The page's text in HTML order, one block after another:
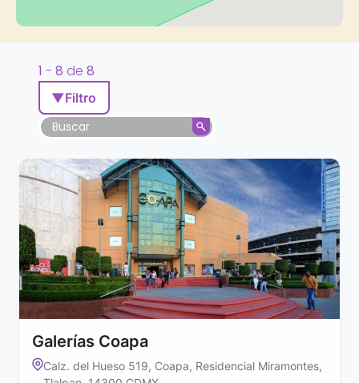
1 - 8 de 8
▼Filtro
Galerías Coapa
Calz. del Hueso 519, Coapa, Residencial Miramontes,